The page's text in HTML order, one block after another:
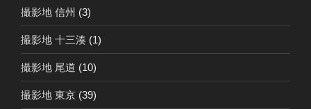
撮影地 信州 (3)
撮影地 十三湊 (1)
撮影地 尾道 (10)
撮影地 東京 (39)